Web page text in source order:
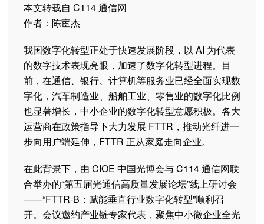
本文转载自 C114 通信网
作者：陈宦杰
我国数字化转型正处于快速发展阶段，以 AI 为代表
的数字技术表现亮眼，加速了数字化转型进程。目
前，在通信、银行、计算机等服务业已经全面实现数
字化，汽车制造业、船舶工业、零售业的数字化比例
也显著增长，中小企业的数字化转型意愿积极。各大
运营商在政策指导下大力发展 FTTR，推动光纤进一
步向用户端延伸，FTTR 正从家庭走向企业。
在此背景下，由 CIOE 中国光博会与 C114 通信网联
合举办的“第五届光通信高质量发展论坛”线上研讨会
——“FTTR-B：赋能垂直行业数字化转型”顺利召
开。会议邀约产业链专家代表，聚焦中小微企业全光